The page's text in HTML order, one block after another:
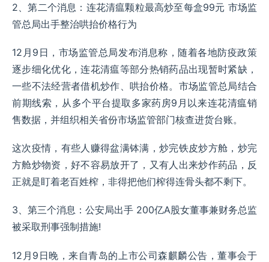
2、第二个消息：连花清瘟颗粒最高炒至每盒99元 市场监
管总局出手整治哄抬价格行为
12月9日，市场监管总局发布消息称，随着各地防疫政策
逐步细化优化，连花清瘟等部分热销药品出现暂时紧缺，
一些不法经营者借机炒作、哄抬价格。市场监管总局结合
前期线索，从多个平台提取多家药房9月以来连花清瘟销
售数据，并组织相关省份市场监管部门核查进货台账。
这次疫情，有些人赚得盆满钵满，炒完铁皮炒方舱，炒完
方舱炒物资，好不容易放开了，又有人出来炒作药品，反
正就是盯着老百姓榨，非得把他们榨得连骨头都不剩下。
3、第三个消息：公安局出手 200亿A股女董事兼财务总监
被采取刑事强制措施!
12月9日晚，来自青岛的上市公司森麒麟公告，董事会于